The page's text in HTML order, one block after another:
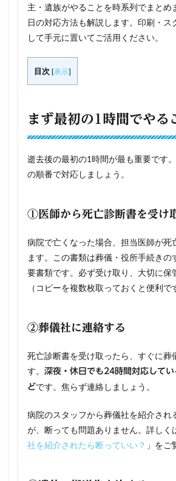
主・遺族がやることを時系列でまとめ
日の対応方法も解説します。印刷・ス
して手元に置いてご活用ください。
目次 [表示]
まず最初の1時間でやる
逝去後の最初の1時間が最も重要です
の順番で対応しましょう。
①医師から死亡診断書を受け
病院で亡くなった場合、担当医師が死
ます。この書類は葬儀・役所手続きの
要書類です。必ず受け取り、大切に保
（コピーを複数枚取っておくと便利で
②葬儀社に連絡する
死亡診断書を受け取ったら、すぐに葬
す。
深夜・休日でも24時間対応して
どです。焦らず連絡しましょう。
病院のスタッフから葬儀社を紹介され
が、断っても問題ありません。詳しく
社を紹介されたら断っていい？ 」をご